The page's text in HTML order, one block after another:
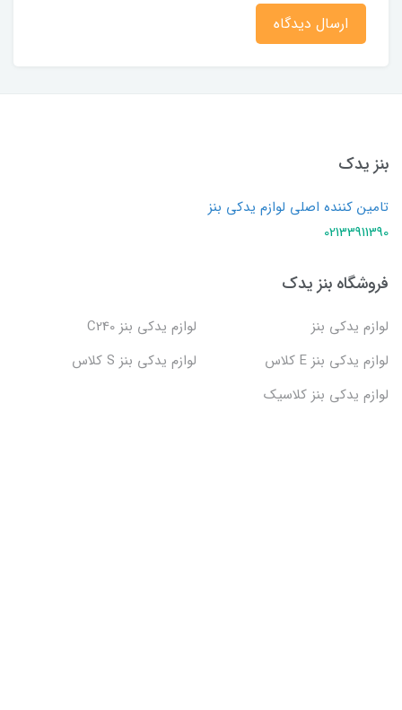
ارسال دیدگاه
بنز یدک
تامین کننده اصلی لوازم یدکی بنز
02133911390
فروشگاه بنز یدک
لوازم یدکی بنز
لوازم یدکی بنز C240
لوازم یدکی بنز E کلاس
لوازم یدکی بنز S کلاس
لوازم یدکی بنز کلاسیک